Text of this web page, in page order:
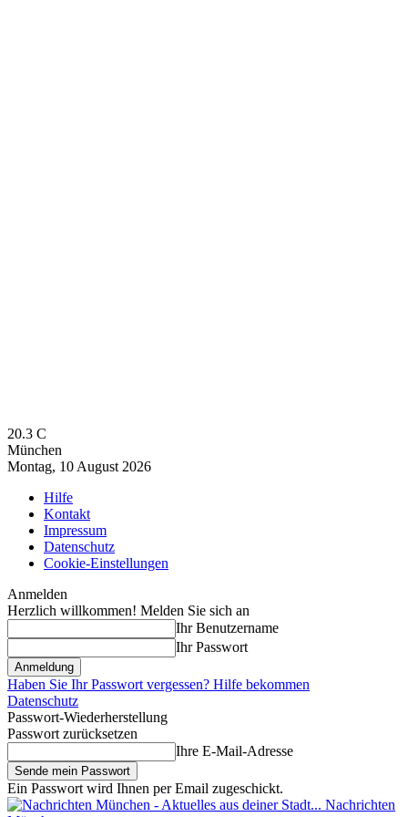
20.3 C
München
Montag, 10 August 2026
Hilfe
Kontakt
Impressum
Datenschutz
Cookie-Einstellungen
Anmelden
Herzlich willkommen! Melden Sie sich an
Ihr Benutzername
Ihr Passwort
Haben Sie Ihr Passwort vergessen? Hilfe bekommen
Datenschutz
Passwort-Wiederherstellung
Passwort zurücksetzen
Ihre E-Mail-Adresse
Ein Passwort wird Ihnen per Email zugeschickt.
Nachrichten